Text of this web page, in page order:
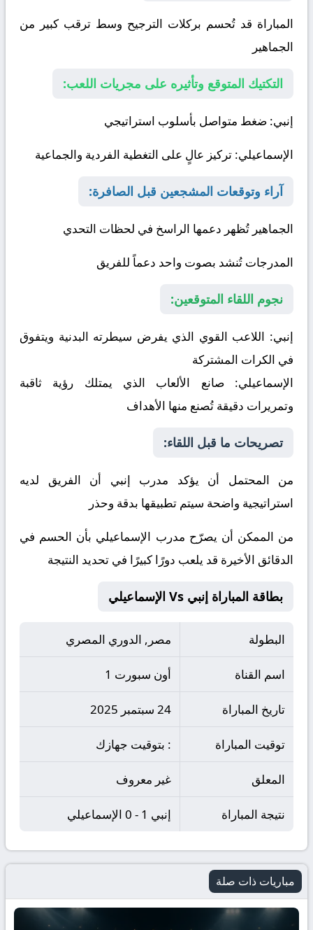
المباراة قد تُحسم بركلات الترجيح وسط ترقب كبير من
الجماهير
التكتيك المتوقع وتأثيره على مجريات اللعب:
إنبي: ضغط متواصل بأسلوب استراتيجي
الإسماعيلي: تركيز عالٍ على التغطية الفردية والجماعية
آراء وتوقعات المشجعين قبل الصافرة:
الجماهير تُظهر دعمها الراسخ في لحظات التحدي
المدرجات تُنشد بصوت واحد دعماً للفريق
نجوم اللقاء المتوقعين:
إنبي: اللاعب القوي الذي يفرض سيطرته البدنية ويتفوق
في الكرات المشتركة
الإسماعيلي: صانع الألعاب الذي يمتلك رؤية ثاقبة
وتمريرات دقيقة تُصنع منها الأهداف
تصريحات ما قبل اللقاء:
من المحتمل أن يؤكد مدرب إنبي أن الفريق لديه
استراتيجية واضحة سيتم تطبيقها بدقة وحذر
من الممكن أن يصرّح مدرب الإسماعيلي بأن الحسم في
الدقائق الأخيرة قد يلعب دورًا كبيرًا في تحديد النتيجة
بطاقة المباراة إنبي Vs الإسماعيلي
البطولة مصر, الدوري المصري
اسم القناة أون سبورت 1
تاريخ المباراة 24 سبتمبر 2025
توقيت المباراة : بتوقيت جهازك
المعلق غير معروف
نتيجة المباراة إنبي 1 - 0 الإسماعيلي
مباريات ذات صلة